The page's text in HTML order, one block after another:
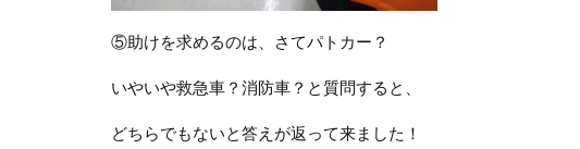
⑤助けを求めるのは、さてパトカー？
いやいや救急車？消防車？と質問すると、
どちらでもないと答えが返って来ました！